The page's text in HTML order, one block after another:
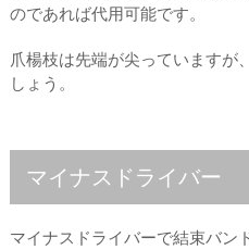
のであれば代用可能です。
爪楊枝は先端が尖っていますが
しょう。
マイナスドライバー
マイナスドライバーで結束バン